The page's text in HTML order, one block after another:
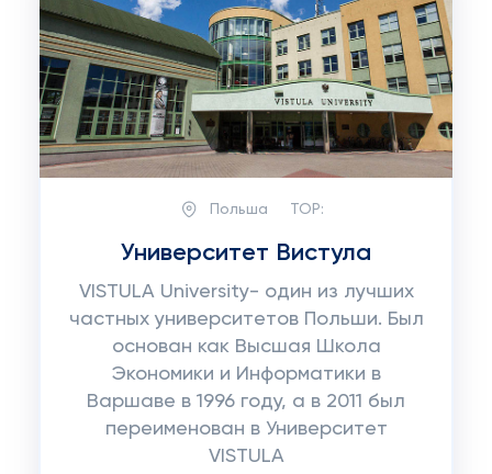
Польша TOP:
Университет Вистула
VISTULA University- один из лучших
частных университетов Польши. Был
основан как Высшая Школа
Экономики и Информатики в
Варшаве в 1996 году, а в 2011 был
переименован в Университет
VISTULA